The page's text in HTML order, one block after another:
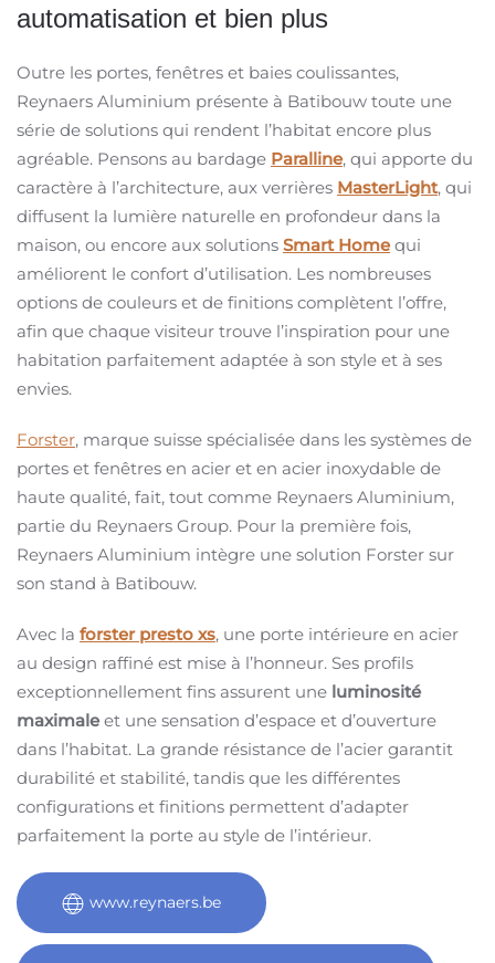
automatisation et bien plus
Outre les portes, fenêtres et baies coulissantes,
Reynaers Aluminium présente à Batibouw toute une
série de solutions qui rendent l’habitat encore plus
agréable. Pensons au bardage Paralline, qui apporte du
caractère à l’architecture, aux verrières MasterLight, qui
diffusent la lumière naturelle en profondeur dans la
maison, ou encore aux solutions Smart Homequi
améliorent le confort d’utilisation. Les nombreuses
options de couleurs et de finitions complètent l’offre,
afin que chaque visiteur trouve l’inspiration pour une
habitation parfaitement adaptée à son style et à ses
envies.
Forster, marque suisse spécialisée dans les systèmes de
portes et fenêtres en acier et en acier inoxydable de
haute qualité, fait, tout comme Reynaers Aluminium,
partie du Reynaers Group. Pour la première fois,
Reynaers Aluminium intègre une solution Forster sur
son stand à Batibouw.
Avec la forster presto xs, une porte intérieure en acier
au design raffiné est mise à l’honneur. Ses profils
exceptionnellement fins assurent une luminosité
maximale et une sensation d’espace et d’ouverture
dans l’habitat. La grande résistance de l’acier garantit
durabilité et stabilité, tandis que les différentes
configurations et finitions permettent d’adapter
parfaitement la porte au style de l’intérieur.
www.reynaers.be